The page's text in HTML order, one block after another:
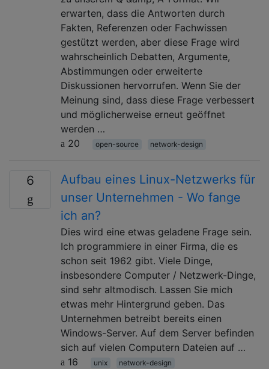
erwarten, dass die Antworten durch
Fakten, Referenzen oder Fachwissen
gestützt werden, aber diese Frage wird
wahrscheinlich Debatten, Argumente,
Abstimmungen oder erweiterte
Diskussionen hervorrufen. Wenn Sie der
Meinung sind, dass diese Frage verbessert
und möglicherweise erneut geöffnet
werden …
20
open-source network-design
6
Aufbau eines Linux-Netzwerks für
unser Unternehmen - Wo fange
ich an?
Dies wird eine etwas geladene Frage sein.
Ich programmiere in einer Firma, die es
schon seit 1962 gibt. Viele Dinge,
insbesondere Computer / Netzwerk-Dinge,
sind sehr altmodisch. Lassen Sie mich
etwas mehr Hintergrund geben. Das
Unternehmen betreibt bereits einen
Windows-Server. Auf dem Server befinden
sich auf vielen Computern Dateien auf …
16
unix network-design